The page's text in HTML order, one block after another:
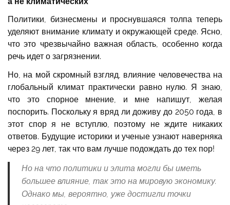
Политики, бизнесмены и проснувшаяся толпа теперь
уделяют внимание климату и окружающей среде. Ясно,
что это чрезвычайно важная область, особенно когда
речь идет о загрязнении.
Но, на мой скромный взгляд, влияние человечества на
глобальный климат практически равно нулю. Я знаю,
что это спорное мнение, и мне напишут, желая
поспорить. Поскольку я вряд ли доживу до 2050 года, в
этот спор я не вступлю, поэтому не ждите никаких
ответов. Будущие историки и ученые узнают наверняка
через 29 лет, так что вам лучше подождать до тех пор!
Но на что политики и элита могли бы иметь
большее влияние, так это на мировую экономику.
Однако мы, вероятно, уже достигли точки